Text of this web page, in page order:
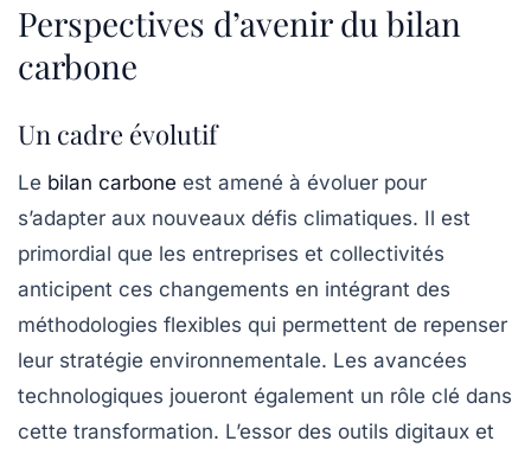
Perspectives d’avenir du bilan
carbone
Un cadre évolutif
Le bilan carbone est amené à évoluer pour
s’adapter aux nouveaux défis climatiques. Il est
primordial que les entreprises et collectivités
anticipent ces changements en intégrant des
méthodologies flexibles qui permettent de repenser
leur stratégie environnementale. Les avancées
technologiques joueront également un rôle clé dans
cette transformation. L’essor des outils digitaux et